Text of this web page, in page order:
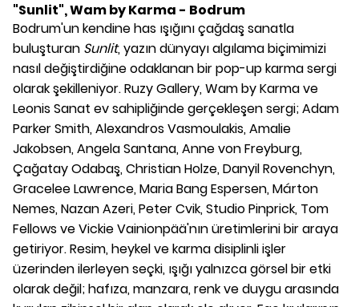
"Sunlit", Wam by Karma - Bodrum
Bodrum'un kendine has ışığını çağdaş sanatla
buluşturan Sunlit, yazın dünyayı algılama biçimimizi
nasıl değiştirdiğine odaklanan bir pop-up karma sergi
olarak şekilleniyor. Ruzy Gallery, Wam by Karma ve
Leonis Sanat ev sahipliğinde gerçekleşen sergi; Adam
Parker Smith, Alexandros Vasmoulakis, Amalie
Jakobsen, Angela Santana, Anne von Freyburg,
Çağatay Odabaş, Christian Holze, Danyil Rovenchyn,
Gracelee Lawrence, Maria Bang Espersen, Márton
Nemes, Nazan Azeri, Peter Cvik, Studio Pinprick, Tom
Fellows ve Vickie Vainionpää'nın üretimlerini bir araya
getiriyor. Resim, heykel ve karma disiplinli işler
üzerinden ilerleyen seçki, ışığı yalnızca görsel bir etki
olarak değil; hafıza, manzara, renk ve duygu arasında